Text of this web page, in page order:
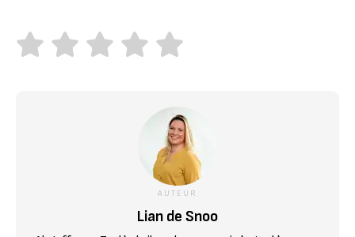
AUTEUR
Lian de Snoo